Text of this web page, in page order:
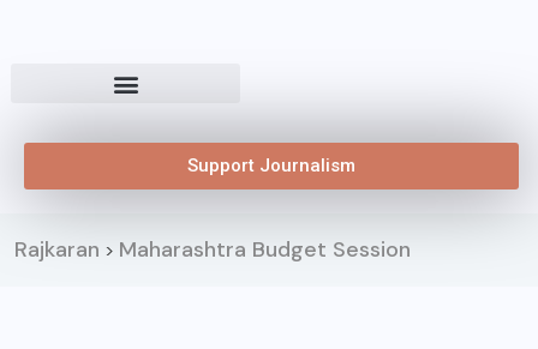
Support Journalism
Rajkaran > Maharashtra Budget Session